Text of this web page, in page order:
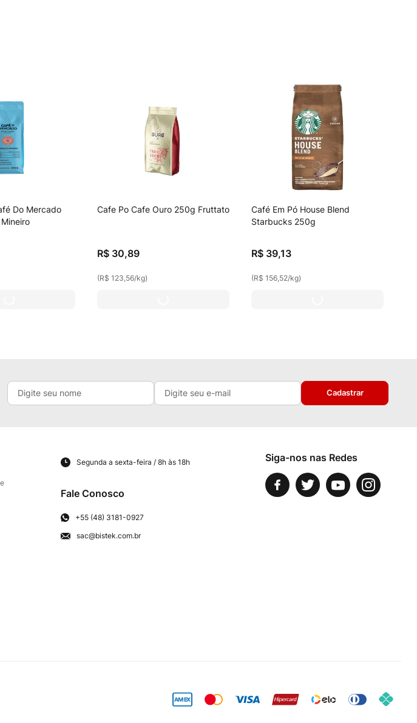
Do Mercado
Cafe Po Cafe Ouro 250g Fruttato
R$ 30,89
(R$ 123,56/kg)
Café Em Pó House Blend
Starbucks 250g
R$ 39,13
(R$ 156,52/kg)
Cadastrar
Segunda a sexta-feira / 8h às 18h
Fale Conosco
+55 (48) 3181-0927
sac@bistek.com.br
Siga-nos nas Redes